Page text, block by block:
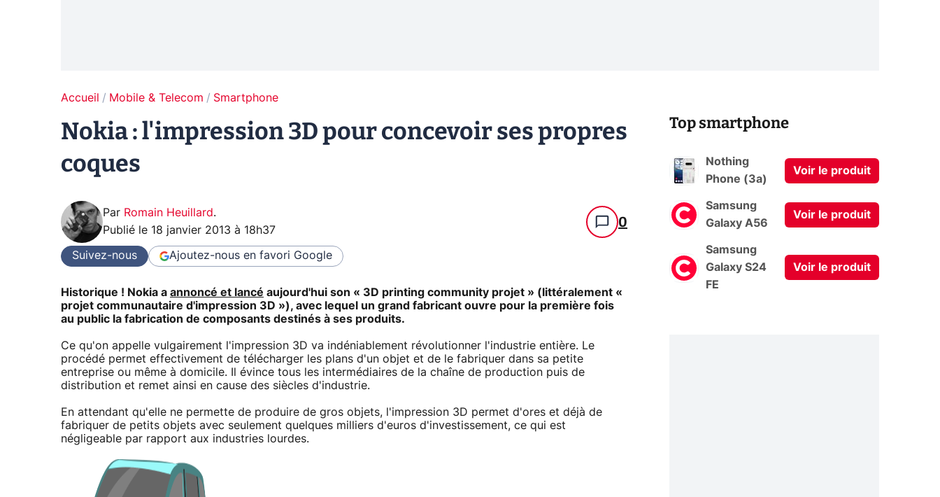
Accueil Mobile & Telecom Smartphone
Nokia : l'impression 3D pour concevoir ses propres
coques
Par Romain Heuillard.
Publié le 18 janvier 2013 à 18h37 0
Suivez-nous Ajoutez-nous en favori Google
Historique ! Nokia a annoncé et lancé aujourd'hui son « 3D printing community projet » (littéralement «
projet communautaire d'impression 3D »), avec lequel un grand fabricant ouvre pour la première fois
au public la fabrication de composants destinés à ses produits.
Ce qu'on appelle vulgairement l'impression 3D va indéniablement révolutionner l'industrie entière. Le
procédé permet effectivement de télécharger les plans d'un objet et de le fabriquer dans sa petite
entreprise ou même à domicile. Il évince tous les intermédiaires de la chaîne de production puis de
distribution et remet ainsi en cause des siècles d'industrie.
En attendant qu'elle ne permette de produire de gros objets, l'impression 3D permet d'ores et déjà de
fabriquer de petits objets avec seulement quelques milliers d'euros d'investissement, ce qui est
négligeable par rapport aux industries lourdes.
Top smartphone
Nothing
Phone (3a)
Voir le produit
Samsung
Galaxy A56
Voir le produit
Samsung
Galaxy S24
FE
Voir le produit